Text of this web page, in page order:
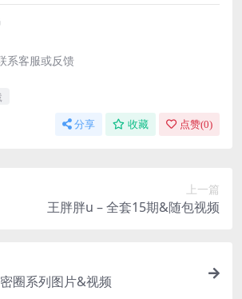
系客服或反馈
分享 收藏 点赞(0)
上一篇
王胖胖u – 全套15期&随包视频
圈系列图片&视频